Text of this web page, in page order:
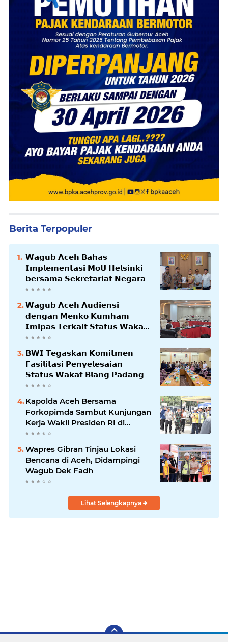
Berita Terpopuler
𝗪𝗮𝗴𝘂𝗯 𝗔𝗰𝗲𝗵 𝗕𝗮𝗵𝗮𝘀
𝗜𝗺𝗽𝗹𝗲𝗺𝗲𝗻𝘁𝗮𝘀𝗶 𝗠𝗼𝗨 𝗛𝗲𝗹𝘀𝗶𝗻𝗸𝗶
𝗯𝗲𝗿𝘀𝗮𝗺𝗮 𝗦𝗲𝗸𝗿𝗲𝘁𝗮𝗿𝗶𝗮𝘁 𝗡𝗲𝗴𝗮𝗿𝗮
𝗪𝗮𝗴𝘂𝗯 𝗔𝗰𝗲𝗵 𝗔𝘂𝗱𝗶𝗲𝗻𝘀𝗶
𝗱𝗲𝗻𝗴𝗮𝗻 𝗠𝗲𝗻𝗸𝗼 𝗞𝘂𝗺𝗵𝗮𝗺
𝗜𝗺𝗶𝗽𝗮𝘀 𝗧𝗲𝗿𝗸𝗮𝗶𝘁 𝗦𝘁𝗮𝘁𝘂𝘀 𝗪𝗮𝗸𝗮𝗳
𝗕𝗹𝗮𝗻𝗴𝗽𝗮𝗱𝗮𝗻𝗴
𝗕𝗪𝗜 𝗧𝗲𝗴𝗮𝘀𝗸𝗮𝗻 𝗞𝗼𝗺𝗶𝘁𝗺𝗲𝗻
𝗙𝗮𝘀𝗶𝗹𝗶𝘁𝗮𝘀𝗶 𝗣𝗲𝗻𝘆𝗲𝗹𝗲𝘀𝗮𝗶𝗮𝗻
𝗦𝘁𝗮𝘁𝘂𝘀 𝗪𝗮𝗸𝗮𝗳 𝗕𝗹𝗮𝗻𝗴 𝗣𝗮𝗱𝗮𝗻𝗴
Kapolda Aceh Bersama
Forkopimda Sambut Kunjungan
Kerja Wakil Presiden RI di
Kabupaten Bireuen
Wapres Gibran Tinjau Lokasi
Bencana di Aceh, Didampingi
Wagub Dek Fadh
Lihat Selengkapnya